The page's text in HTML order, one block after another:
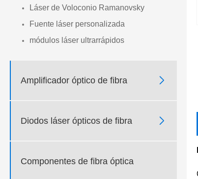
Láser de Voloconio Ramanovsky
Fuente láser personalizada
módulos láser ultrarrápidos
Amplificador óptico de fibra 
Diodos láser ópticos de fibra 
Componentes de fibra óptica